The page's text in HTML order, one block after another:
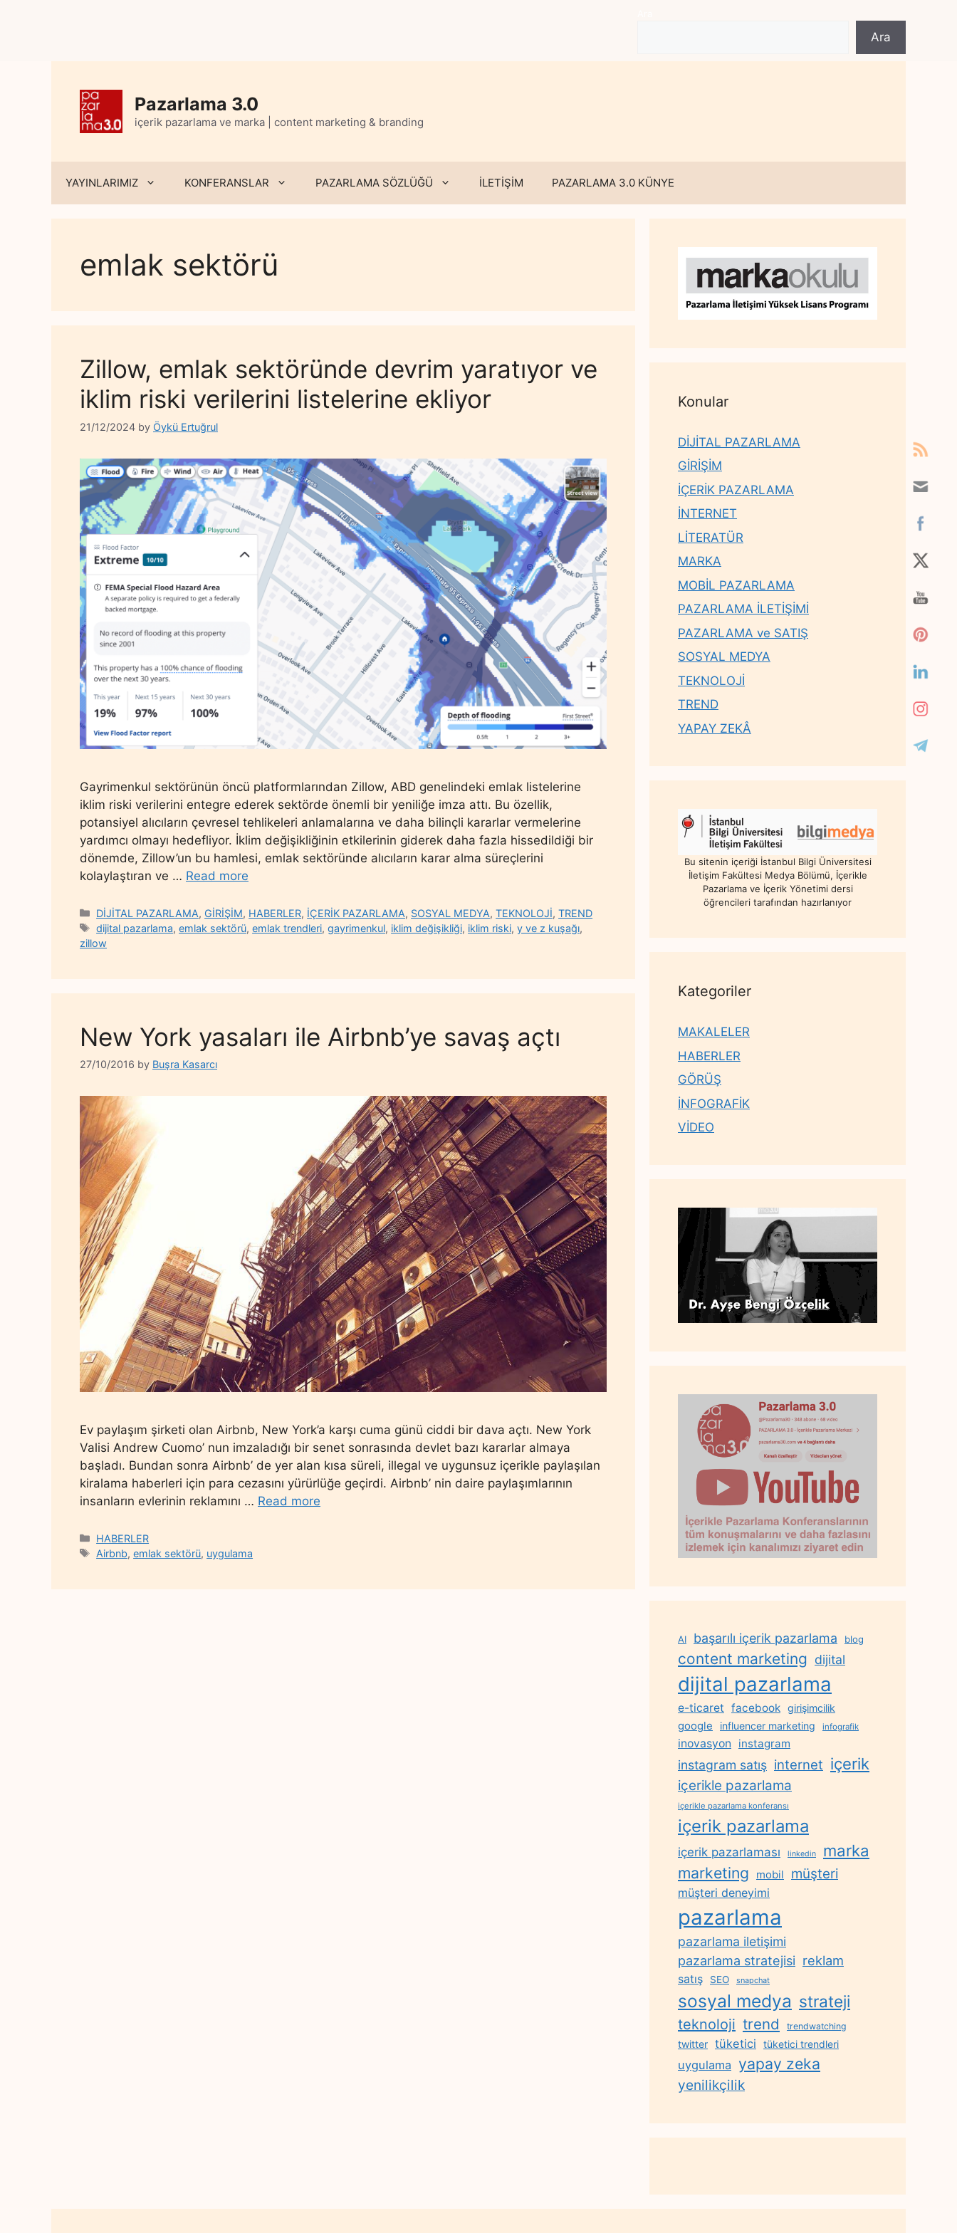
Ara
Pazarlama 3.0
içerik pazarlama ve marka | content marketing & branding
YAYINLARIMIZ KONFERANSLAR PAZARLAMA SÖZLÜĞÜ İLETİŞİM PAZARLAMA 3.0 KÜNYE
emlak sektörü
Zillow, emlak sektöründe devrim yaratıyor ve
iklim riski verilerini listelerine ekliyor
21/12/2024 by Öykü Ertuğrul
Gayrimenkul sektörünün öncü platformlarından Zillow, ABD genelindeki emlak listelerine
iklim riski verilerini entegre ederek sektörde önemli bir yeniliğe imza attı. Bu özellik,
potansiyel alıcıların çevresel tehlikeleri anlamalarına ve daha bilinçli kararlar vermelerine
yardımcı olmayı hedefliyor. İklim değişikliğinin etkilerinin giderek daha fazla hissedildiği bir
dönemde, Zillow’un bu hamlesi, emlak sektöründe alıcıların karar alma süreçlerini
kolaylaştıran ve … Read more
Categories
DİJİTAL PAZARLAMA, GİRİŞİM, HABERLER, İÇERİK PAZARLAMA, SOSYAL MEDYA,TEKNOLOJİ,TREND
Tags
dijital pazarlama,emlak sektörü,emlak trendleri,gayrimenkul, iklim değişikliği, iklim riski,y ve z kuşağı,
zillow
New York yasaları ile Airbnb’ye savaş açtı
27/10/2016 by Buşra Kasarcı
Ev paylaşım şirketi olan Airbnb, New York’a karşı cuma günü ciddi bir dava açtı. New York
Valisi Andrew Cuomo’ nun imzaladığı bir senet sonrasında devlet bazı kararlar almaya
başladı. Bundan sonra Airbnb’ de yer alan kısa süreli, illegal ve uygunsuz içerikle paylaşılan
kiralama haberleri için para cezasını yürürlüğe geçirdi. Airbnb’ nin daire paylaşımlarının
insanların evlerinin reklamını … Read more
Categories
HABERLER
Tags
Airbnb,emlak sektörü, uygulama
Konular
DİJİTAL PAZARLAMA
GİRİŞİM
İÇERİK PAZARLAMA
İNTERNET
LİTERATÜR
MARKA
MOBİL PAZARLAMA
PAZARLAMA İLETİŞİMİ
PAZARLAMA ve SATIŞ
SOSYAL MEDYA
TEKNOLOJİ
TREND
YAPAY ZEKÂ
Bu sitenin içeriği İstanbul Bilgi Üniversitesi
İletişim Fakültesi Medya Bölümü, İçerikle
Pazarlama ve İçerik Yönetimi dersi
öğrencileri tarafından hazırlanıyor
Kategoriler
MAKALELER
HABERLER
GÖRÜŞ
İNFOGRAFİK
VİDEO
AI başarılı içerik pazarlama blog
content marketing dijital
dijital pazarlama
e-ticaret facebook girişimcilik
google influencer marketing infografik
inovasyon instagram
instagram satış internet içerik
içerikle pazarlama
içerikle pazarlama konferansı
içerik pazarlama
içerik pazarlaması linkedin marka
marketing mobil müşteri
müşteri deneyimi
pazarlama
pazarlama iletişimi
pazarlama stratejisi reklam
satış SEO snapchat
sosyal medya strateji
teknoloji trend trendwatching
twitter tüketici tüketici trendleri
uygulama yapay zeka
yenilikçilik